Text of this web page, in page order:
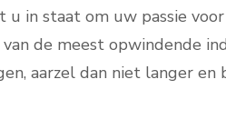
u in staat om uw passie
de meest opwindende
aarzel dan niet langer en